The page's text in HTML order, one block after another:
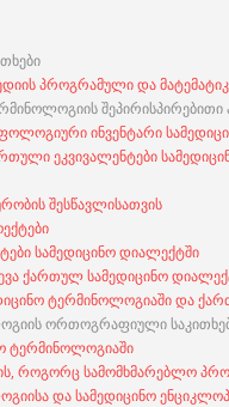
პროგრამული და
შეპირისპირებითი
ინვენტარი
ეკვივალენტები
შესწავლისათვის
სამედიცინო დიალექტში
ქართულ სამედიცინო
ტერმინოლოგიაში და
ორთოგრაფიული
ტერმინოლოგიაში
როგორც სამომხმარებლო
და სამედიცინო